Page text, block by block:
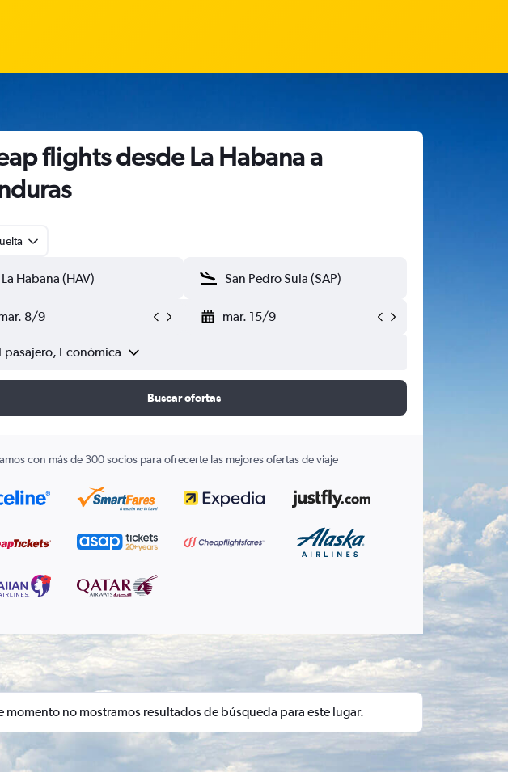
flights desde La Habana a
8/9 mar. 15/9
pasajero, Económica
Buscar ofertas
con más de 300 socios para ofrecerte las mejores ofertas de viaje
momento no mostramos resultados de búsqueda para este lugar.